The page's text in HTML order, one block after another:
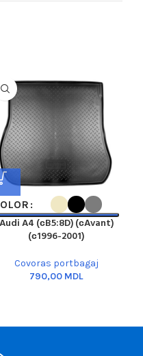
Audi A4 (сB5:8D) (сAvant)
(с1996-2001)
Covoras portbagaj
MDL